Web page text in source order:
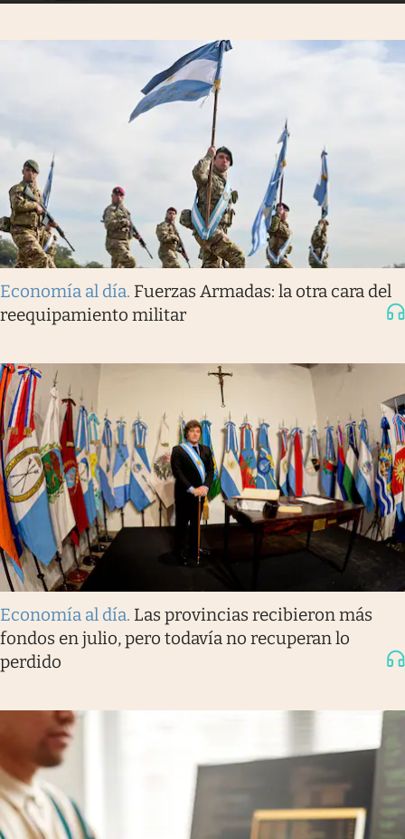
Economía al día. Fuerzas Armadas: la otra cara del
reequipamiento militar
Economía al día. Las provincias recibieron más
fondos en julio, pero todavía no recuperan lo
perdido